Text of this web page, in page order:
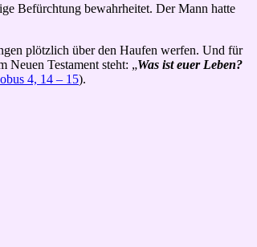
Befürchtung bewahrheitet. Der Mann hatte
plötzlich über den Haufen werfen. Und für
Testament steht: „Was ist euer Leben?
4, 14 – 15).